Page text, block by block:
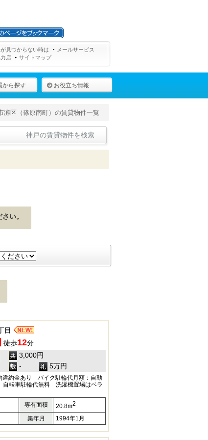
見つからない時は
メールサービス
店 サイトマップ
から探す お役立ち情報
灘区（篠原南町）の賃貸物件一覧
神戸の賃貸物件を検索
い。
目
徒歩12分
3,000円
-
5万円
約金あり バイク駐輪代月額：自動
転車駐輪代無料 洗濯機置場はベラ
専有面積 20.8m2
築年月 1994年1月